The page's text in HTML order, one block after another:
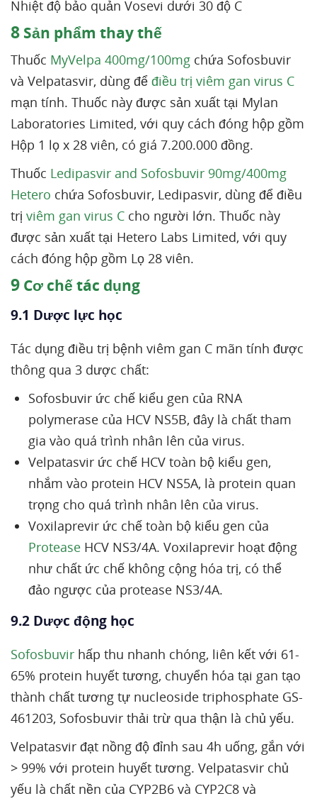
Nhiệt độ bảo quản Vosevi dưới 30 độ C
8 Sản phẩm thay thế
Thuốc MyVelpa 400mg/100mg chứa Sofosbuvir
và Velpatasvir, dùng để điều trị viêm gan virus C
mạn tính. Thuốc này được sản xuất tại Mylan
Laboratories Limited, với quy cách đóng hộp gồm
Hộp 1 lọ x 28 viên, có giá 7.200.000 đồng.
Thuốc Ledipasvir and Sofosbuvir 90mg/400mg
Hetero chứa Sofosbuvir, Ledipasvir, dùng để điều
trị viêm gan virus C cho người lớn. Thuốc này
được sản xuất tại Hetero Labs Limited, với quy
cách đóng hộp gồm Lọ 28 viên.
9 Cơ chế tác dụng
9.1 Dược lực học
Tác dụng điều trị bệnh viêm gan C mãn tính được
thông qua 3 dược chất:
Sofosbuvir ức chế kiểu gen của RNA
polymerase của HCV NS5B, đây là chất tham
gia vào quá trình nhân lên của virus.
Velpatasvir ức chế HCV toàn bộ kiểu gen,
nhắm vào protein HCV NS5A, là protein quan
trọng cho quá trình nhân lên của virus.
Voxilaprevir ức chế toàn bộ kiểu gen của
Protease HCV NS3/4A. Voxilaprevir hoạt động
như chất ức chế không cộng hóa trị, có thể
đảo ngược của protease NS3/4A.
9.2 Dược động học
Sofosbuvir hấp thu nhanh chóng, liên kết với 61-
65% protein huyết tương, chuyển hóa tại gan tạo
thành chất tương tự nucleoside triphosphate GS-
461203, Sofosbuvir thải trừ qua thận là chủ yếu.
Velpatasvir đạt nồng độ đỉnh sau 4h uống, gắn với
> 99% với protein huyết tương. Velpatasvir chủ
yếu là chất nền của CYP2B6 và CYP2C8 và